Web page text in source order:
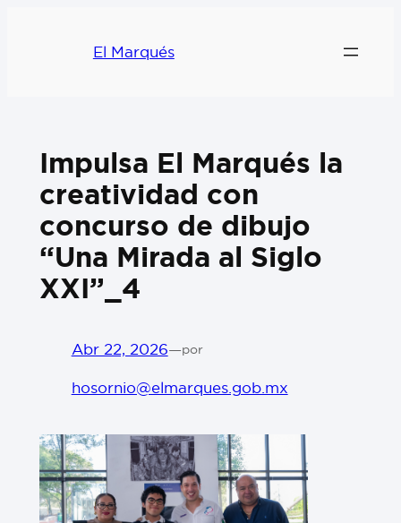
El Marqués
Impulsa El Marqués la
creatividad con
concurso de dibujo
“Una Mirada al Siglo
XXI”_4
Abr 22, 2026—por
hosornio@elmarques.gob.mx